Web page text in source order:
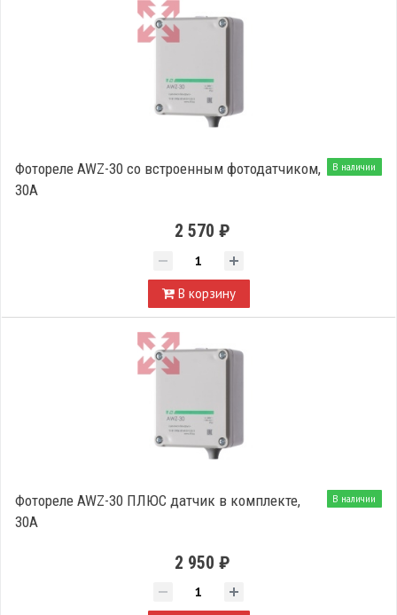
В наличии
Фотореле AWZ-30 со встроенным фотодатчиком,
30А
2 570 ₽
В корзину
В наличии
Фотореле AWZ-30 ПЛЮС датчик в комплекте,
30А
2 950 ₽